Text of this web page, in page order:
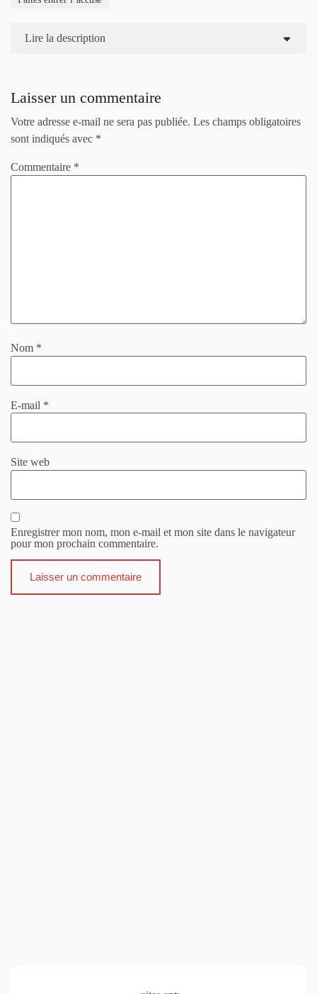
Lire la description
Laisser un commentaire
Votre adresse e-mail ne sera pas publiée. Les champs obligatoires
sont indiqués avec *
Commentaire *
Nom *
E-mail *
Site web
Enregistrer mon nom, mon e-mail et mon site dans le navigateur
pour mon prochain commentaire.